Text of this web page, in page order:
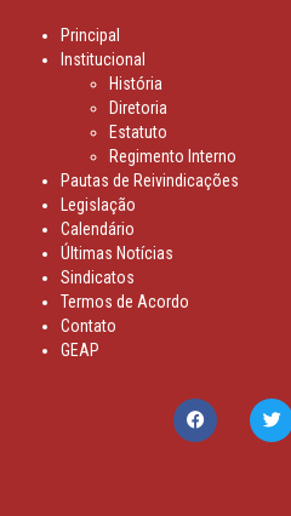
Principal
Institucional
História
Diretoria
Estatuto
Regimento Interno
Pautas de Reivindicações
Legislação
Calendário
Últimas Notícias
Sindicatos
Termos de Acordo
Contato
GEAP